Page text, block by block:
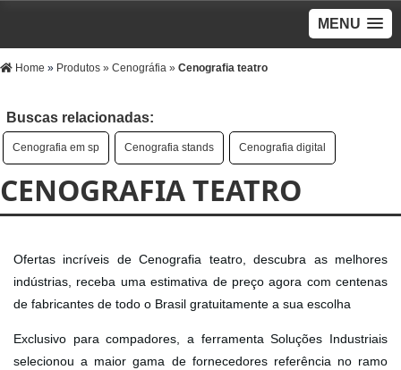
MENU
Home » Produtos » Cenográfia » Cenografia teatro
Buscas relacionadas:
Cenografia em sp Cenografia stands Cenografia digital
CENOGRAFIA TEATRO
Ofertas incríveis de Cenografia teatro, descubra as melhores
indústrias, receba uma estimativa de preço agora com centenas
de fabricantes de todo o Brasil gratuitamente a sua escolha
Exclusivo para compadores, a ferramenta Soluções Industriais
selecionou a maior gama de fornecedores referência no ramo